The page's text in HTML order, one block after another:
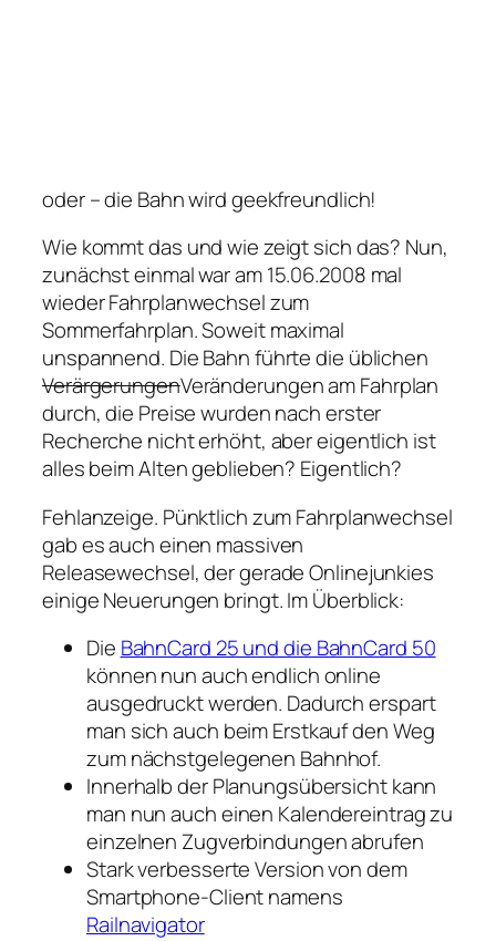
oder – die Bahn wird geekfreundlich!
Wie kommt das und wie zeigt sich das? Nun,
zunächst einmal war am 15.06.2008 mal
wieder Fahrplanwechsel zum
Sommerfahrplan. Soweit maximal
unspannend. Die Bahn führte die üblichen
VerärgerungenVeränderungen am Fahrplan
durch, die Preise wurden nach erster
Recherche nicht erhöht, aber eigentlich ist
alles beim Alten geblieben? Eigentlich?
Fehlanzeige. Pünktlich zum Fahrplanwechsel
gab es auch einen massiven
Releasewechsel, der gerade Onlinejunkies
einige Neuerungen bringt. Im Überblick:
Die BahnCard 25 und die BahnCard 50
können nun auch endlich online
ausgedruckt werden. Dadurch erspart
man sich auch beim Erstkauf den Weg
zum nächstgelegenen Bahnhof.
Innerhalb der Planungsübersicht kann
man nun auch einen Kalendereintrag zu
einzelnen Zugverbindungen abrufen
Stark verbesserte Version von dem
Smartphone-Client namens
Railnavigator